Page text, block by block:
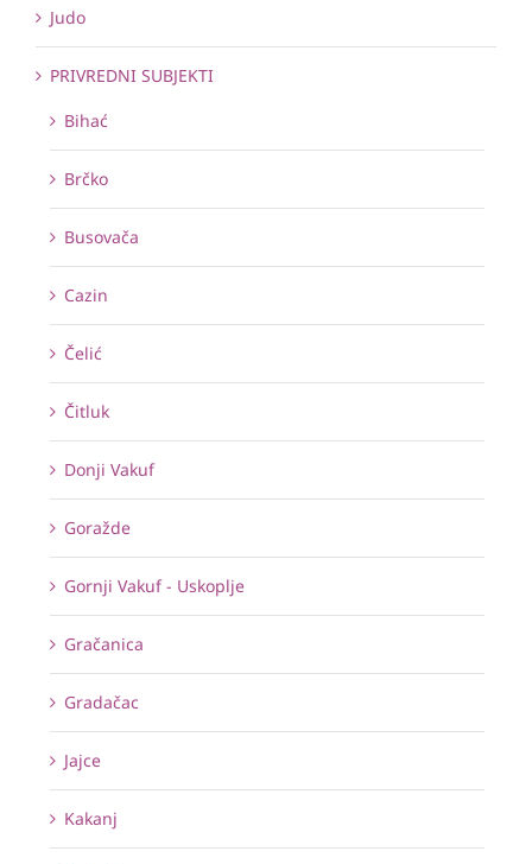
Judo
PRIVREDNI SUBJEKTI
Bihać
Brčko
Busovača
Cazin
Čelić
Čitluk
Donji Vakuf
Goražde
Gornji Vakuf - Uskoplje
Gračanica
Gradačac
Jajce
Kakanj